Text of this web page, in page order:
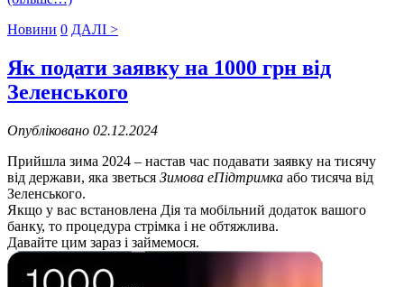
Новини 0 ДАЛІ >
Як подати заявку на 1000 грн від
Зеленського
Опубліковано 02.12.2024
Прийшла зима 2024 – настав час подавати заявку на тисячу
від держави, яка зветься Зимова еПідтримка або тисяча від
Зеленського.
Якщо у вас встановлена ​​Дія та мобільний додаток вашого
банку, то процедура стрімка і не обтяжлива.
Давайте цим зараз і займемося.